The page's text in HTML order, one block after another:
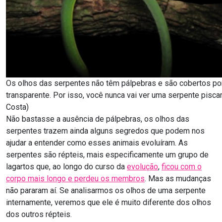
Os olhos das serpentes não têm pálpebras e são cobertos
transparente. Por isso, você nunca vai ver uma serpente
Costa)
Não bastasse a ausência de pálpebras, os olhos das
serpentes trazem ainda alguns segredos que podem nos
ajudar a entender como esses animais evoluíram. As
serpentes são répteis, mais especificamente um grupo de
lagartos que, ao longo do curso da evolução, ficou com o
corpo mais longo e perdeu os membros. Mas as mudanças
não pararam aí. Se analisarmos os olhos de uma serpente
internamente, veremos que ele é muito diferente dos olhos
dos outros répteis.